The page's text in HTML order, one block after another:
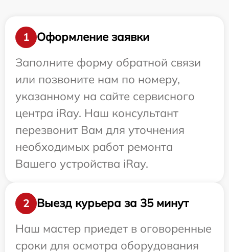
1
Оформление заявки
Заполните форму обратной связи
или позвоните нам по номеру,
указанному на сайте сервисного
центра iRay. Наш консультант
перезвонит Вам для уточнения
необходимых работ ремонта
Вашего устройства iRay.
2
Выезд курьера за 35 минут
Наш мастер приедет в оговоренные
сроки для осмотра оборудования